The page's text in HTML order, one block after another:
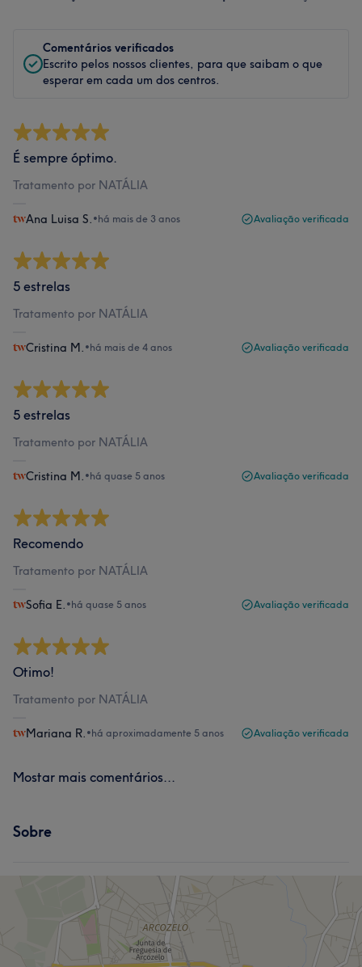
Comentários verificados
Escrito pelos nossos clientes, para que saibam o que
esperar em cada um dos centros.
É sempre óptimo.
Tratamento por NATÁLIA
Ana Luisa S. •há mais de 3 anos Avaliação verificada
5 estrelas
Tratamento por NATÁLIA
Cristina M. •há mais de 4 anos Avaliação verificada
5 estrelas
Tratamento por NATÁLIA
Cristina M. •há quase 5 anos Avaliação verificada
Recomendo
Tratamento por NATÁLIA
Sofia E. •há quase 5 anos Avaliação verificada
Otimo!
Tratamento por NATÁLIA
Mariana R. •há aproximadamente 5 anos Avaliação verificada
Mostar mais comentários...
Sobre